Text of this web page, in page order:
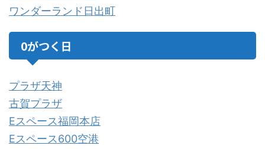
ワンダーランド日出町
0がつく日
プラザ天神
古賀プラザ
Eスペース福岡本店
Eスペース600空港